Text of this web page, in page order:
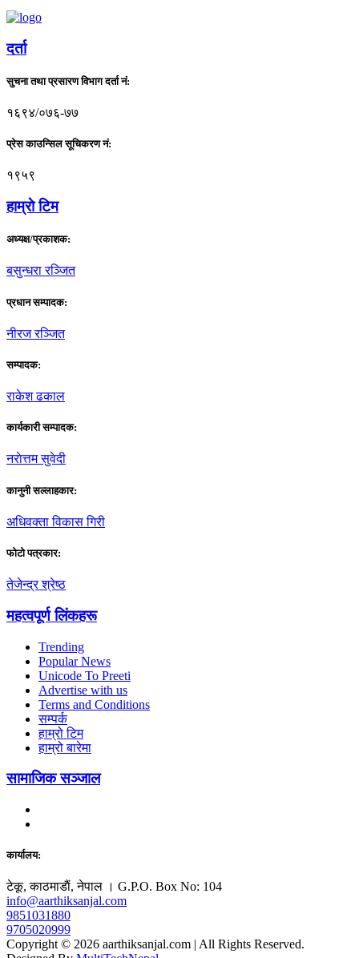
दर्ता
सुचना तथा प्रसारण विभाग दर्ता नं:
१६९४/०७६-७७
प्रेस काउन्सिल सूचिकरण नं:
१९५९
हाम्राे टिम
अध्यक्ष/प्रकाशक:
बसुन्धरा रञ्जित
प्रधान सम्पादक:
नीरज रञ्जित
सम्पादक:
राकेश ढकाल
कार्यकारी सम्पादक:
नराेत्तम सुवेदी
कानुनी सल्लाहकार:
अधिवक्ता विकास गिरी
फाेटाे पत्रकार:
तेजेन्द्र श्रेष्ठ
महत्वपूर्ण लिंकहरू
Trending
Popular News
Unicode To Preeti
Advertise with us
Terms and Conditions
सम्पर्क
हाम्रो टिम
हाम्रो बारेमा
सामाजिक सञ्जाल
कार्यालय:
टेकू, काठमाडाैं, नेपाल । G.P.O. Box No: 104
info@aarthiksanjal.com
9851031880
9705020999
Copyright © 2026 aarthiksanjal.com | All Rights Reserved.